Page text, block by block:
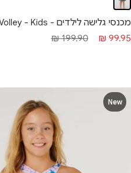
מכנסי גלישה לילדים - Dreamers Volley - Kids
מחיר מבצע
99.95 ₪ מחיר רגיל
199.90 ₪
New